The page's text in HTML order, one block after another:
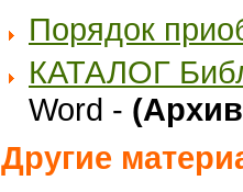
Порядок
КАТАЛОГ
Word -
Другие